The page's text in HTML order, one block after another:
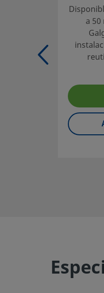
Selección fiable de un
El diseñador y usuario
asegurar una correcta
servicio seguro y sin
los responsables de la
materiales, de los
mantenimiento del
a